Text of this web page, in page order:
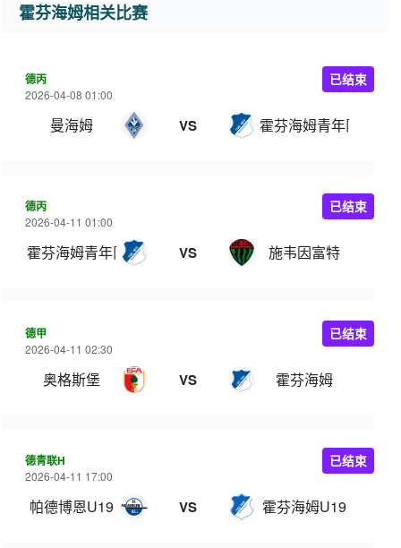
霍芬海姆相关比赛
德丙
2026-04-08 01:00
曼海姆 VS 霍芬海姆青年队
已结束
德丙
2026-04-11 01:00
霍芬海姆青年队 VS 施韦因富特
已结束
德甲
2026-04-11 02:30
奥格斯堡 VS 霍芬海姆
已结束
德青联H
2026-04-11 17:00
帕德博恩U19 VS 霍芬海姆U19
已结束